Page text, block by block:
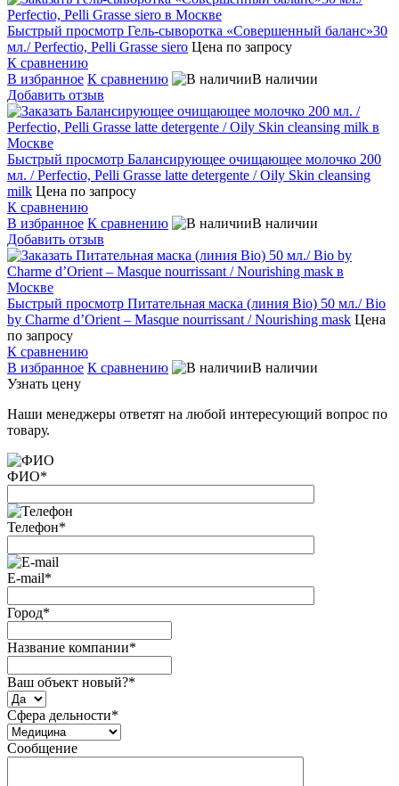
Быстрый просмотр Гель-сыворотка «Совершенный баланс»30
мл./ Perfectio, Pelli Grasse siero Цена по запросу
К сравнению
В избранное К сравнению
В наличии
Добавить отзыв
Быстрый просмотр Балансирующее очищающее молочко 200
мл. / Perfectio, Pelli Grasse latte detergente / Oily Skin cleansing
milk Цена по запросу
К сравнению
В избранное К сравнению
В наличии
Добавить отзыв
Быстрый просмотр Питательная маска (линия Bio) 50 мл./ Bio
by Charme d’Orient – Masque nourrissant / Nourishing mask Цена
по запросу
К сравнению
В избранное К сравнению
В наличии
Узнать цену
Наши менеджеры ответят на любой интересующий вопрос по
товару.
ФИО*
Телефон*
E-mail*
Город*
Название компании*
Ваш объект новый?*
Сфера дельности*
Сообщение